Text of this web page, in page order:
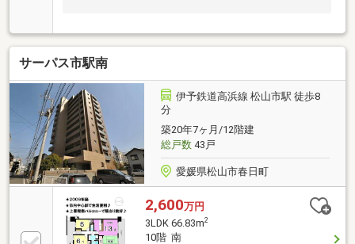
サーパス市駅南
伊予鉄道高浜線 松山市駅 徒歩8
分
築20年7ヶ月/12階建
総戸数43戸
愛媛県松山市春日町
2,600万円
3LDK 66.83m2
10階 南